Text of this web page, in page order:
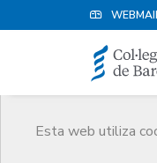
Esta web utiliza